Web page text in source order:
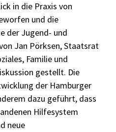
in die Praxis von
und die
der Jugend- und
Jan Pörksen, Staatsrat
Familie und
gestellt. Die
der Hamburger
dazu geführt, dass
Hilfesystem
neue